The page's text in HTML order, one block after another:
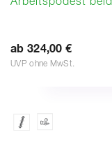
ab 324,00 €
UVP ohne MwSt.